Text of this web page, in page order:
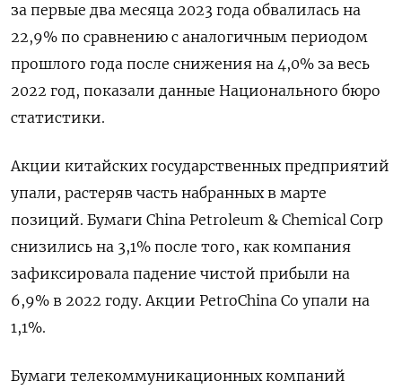
за первые два месяца 2023 года обвалилась на
22,9% по сравнению с аналогичным периодом
прошлого года после снижения на 4,0% за весь
2022 год, показали данные Национального бюро
статистики.
Акции китайских государственных предприятий
упали, растеряв часть набранных в марте
позиций. Бумаги China Petroleum & Chemical Corp
снизились на 3,1% после того, как компания
зафиксировала падение чистой прибыли на
6,9% в 2022 году. Акции PetroChina Co упали на
1,1%.
Бумаги телекоммуникационных компаний